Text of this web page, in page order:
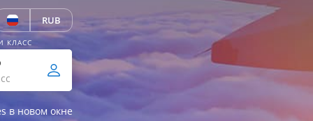
RUB
КЛАСС
в новом окне